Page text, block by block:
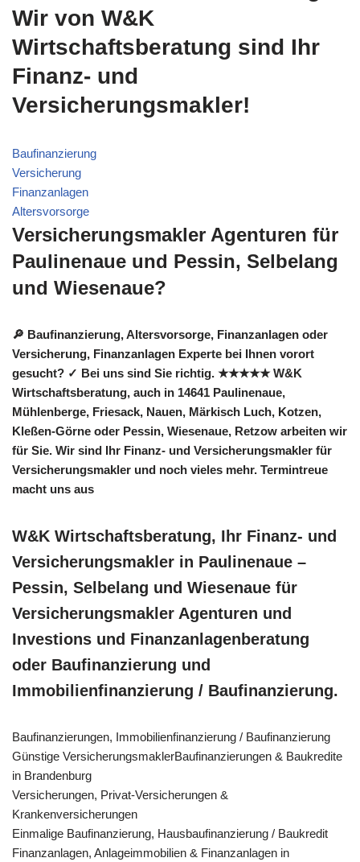
Wir von W&K
Wirtschaftsberatung sind Ihr
Finanz- und
Versicherungsmakler!
Baufinanzierung
Versicherung
Finanzanlagen
Altersvorsorge
Versicherungsmakler Agenturen für
Paulinenaue und Pessin, Selbelang
und Wiesenaue?
🔎 Baufinanzierung, Altersvorsorge, Finanzanlagen oder
Versicherung, Finanzanlagen Experte bei Ihnen vorort
gesucht? ✓ Bei uns sind Sie richtig. ★★★★★ W&K
Wirtschaftsberatung, auch in 14641 Paulinenaue,
Mühlenberge, Friesack, Nauen, Märkisch Luch, Kotzen,
Kleßen-Görne oder Pessin, Wiesenaue, Retzow arbeiten wir
für Sie. Wir sind Ihr Finanz- und Versicherungsmakler für
Versicherungsmakler und noch vieles mehr. Termintreue
macht uns aus
W&K Wirtschaftsberatung, Ihr Finanz- und
Versicherungsmakler in Paulinenaue –
Pessin, Selbelang und Wiesenaue für
Versicherungsmakler Agenturen und
Investions und Finanzanlagenberatung
oder Baufinanzierung und
Immobilienfinanzierung / Baufinanzierung.
Baufinanzierungen, Immobilienfinanzierung / Baufinanzierung
Günstige VersicherungsmaklerBaufinanzierungen & Baukredite
in Brandenburg
Versicherungen, Privat-Versicherungen &
Krankenversicherungen
Einmalige Baufinanzierung, Hausbaufinanzierung / Baukredit
Finanzanlagen, Anlageimmobilien & Finanzanlagen in